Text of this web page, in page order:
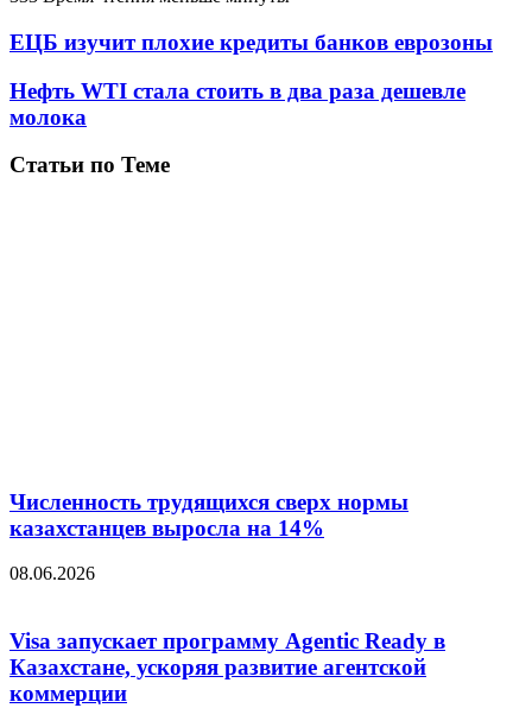
ЕЦБ изучит плохие кредиты банков еврозоны
Нефть WTI стала стоить в два раза дешевле
молока
Статьи по Теме
Численность трудящихся сверх нормы
казахстанцев выросла на 14%
08.06.2026
Visa запускает программу Agentic Ready в
Казахстане, ускоряя развитие агентской
коммерции